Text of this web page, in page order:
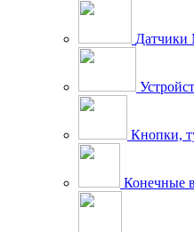
Датчики
Кнопки,
Конечные